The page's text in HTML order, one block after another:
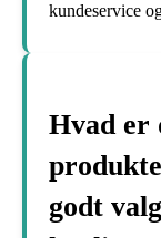
kundeservice
Hvad er
godt